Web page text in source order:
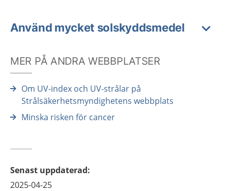
Använd mycket solskyddsmedel
MER PÅ ANDRA WEBBPLATSER
Om UV-index och UV-strålar på
Strålsäkerhetsmyndighetens webbplats
Minska risken för cancer
Senast uppdaterad:
2025-04-25